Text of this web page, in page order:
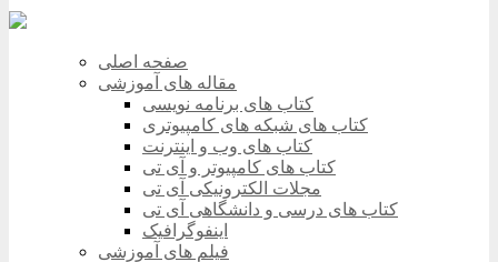
صفحه اصلی
مقاله های آموزشی
کتاب های برنامه نویسی
کتاب های شبکه های کامپیوتری
کتاب های وب و اینترنت
کتاب های کامپیوتر و آی تی
مجلات الکترونیکی آی تی
کتاب های درسی و دانشگاهی آی تی
اینفوگرافیک
فیلم های آموزشی